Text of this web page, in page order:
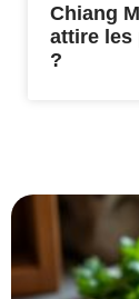
Chiang
attire les
?